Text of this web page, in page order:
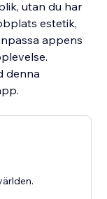
utan du har
estetik,
appens
denna